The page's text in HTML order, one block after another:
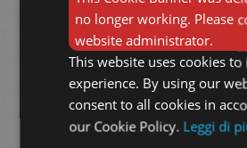
no longer working. Please
website administrator.
This website uses cookies
experience. By using our
consent to all cookies in
our Cookie Policy. Leggi di